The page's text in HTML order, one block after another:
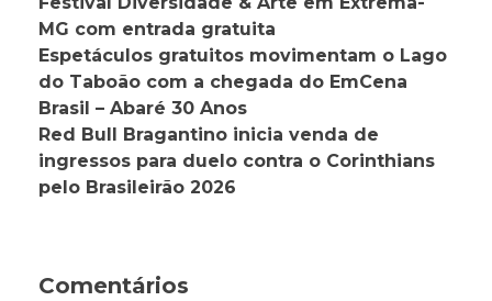
MG com entrada gratuita
Espetáculos gratuitos movimentam o Lago
do Taboão com a chegada do EmCena
Brasil – Abaré 30 Anos
Red Bull Bragantino inicia venda de
ingressos para duelo contra o Corinthians
pelo Brasileirão 2026
Comentários